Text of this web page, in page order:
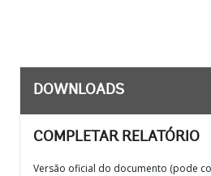
DOWNLOADS
COMPLETAR RELATÓRIO
Versão oficial do documento (pode